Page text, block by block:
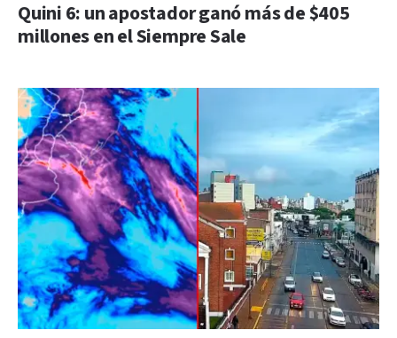
Quini 6: un apostador ganó más de $405
millones en el Siempre Sale